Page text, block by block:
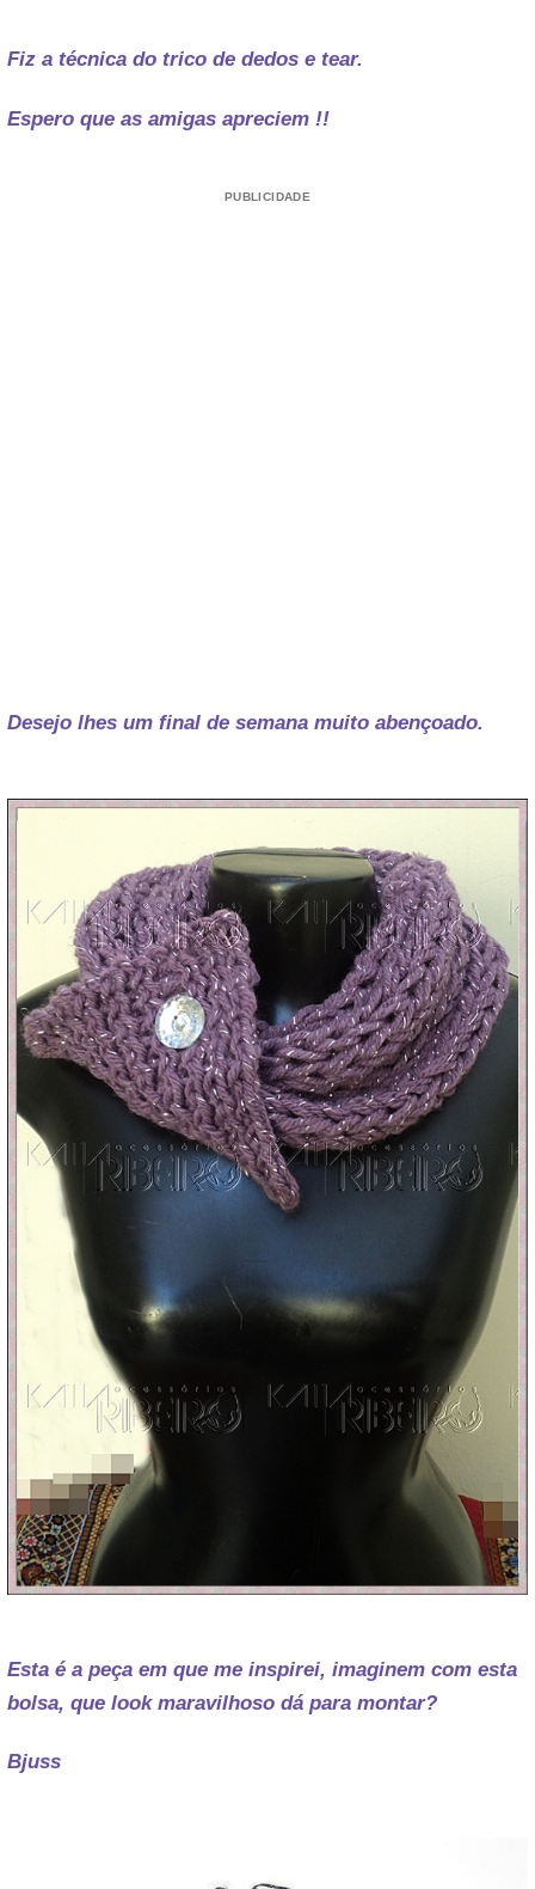
Fiz a técnica do trico de dedos e tear.
Espero que as amigas apreciem !!
PUBLICIDADE
Desejo lhes um final de semana muito abençoado.
Esta é a peça em que me inspirei, imaginem com esta
bolsa, que look maravilhoso dá para montar?
Bjuss